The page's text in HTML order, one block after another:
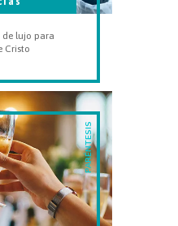
de lujo para
Cristo
PARÉNTESIS